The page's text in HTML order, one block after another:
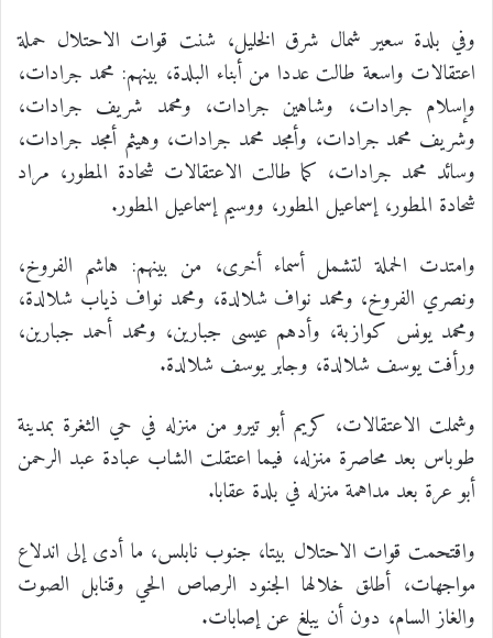
وفي بلدة سعير شمال شرق الخليل، شنت قوات الاحتلال حملة
اعتقالات واسعة طالت عددا من أبناء البلدة، بينهم: محمد جرادات،
وإسلام جرادات، وشاهين جرادات، ومحمد شريف جرادات،
وشريف محمد جرادات، وأمجد محمد جرادات، وهيثم أمجد جرادات،
وسائد محمد جرادات، كما طالت الاعتقالات شحادة المطور، مراد
شحادة المطور، إسماعيل المطور، ووسيم إسماعيل المطور.
وامتدت الحملة لتشمل أسماء أخرى، من بينهم: هاشم الفروخ،
ونصري الفروخ، ومحمد نواف شلالدة، ومحمد نواف ذياب شلالدة،
ومحمد يونس كوازبة، وأدهم عيسى جبارين، ومحمد أحمد جبارين،
ورأفت يوسف شلالدة، وجابر يوسف شلالدة.
وشملت الاعتقالات، كريم أبو تيرو من منزله في حي الثغرة بمدينة
طوباس بعد محاصرة منزله، فيما اعتقلت الشاب عبادة عبد الرحمن
أبو عرة بعد مداهمة منزله في بلدة عقابا.
واقتحمت قوات الاحتلال بيتا، جنوب نابلس، ما أدى إلى اندلاع
مواجهات، أطلق خلالها الجنود الرصاص الحي وقنابل الصوت
والغاز السام، دون أن يبلغ عن إصابات.